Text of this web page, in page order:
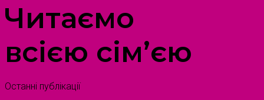
Читаємо
всією сім’єю
Останні публікації